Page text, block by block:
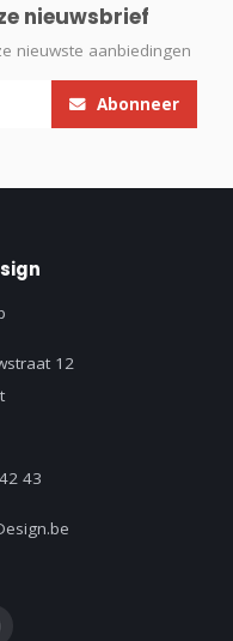
nieuwsbrief
nieuwste aanbiedingen
Abonneer
12
43